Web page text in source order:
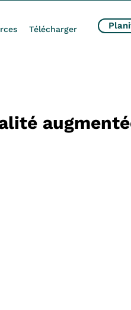
Télécharger